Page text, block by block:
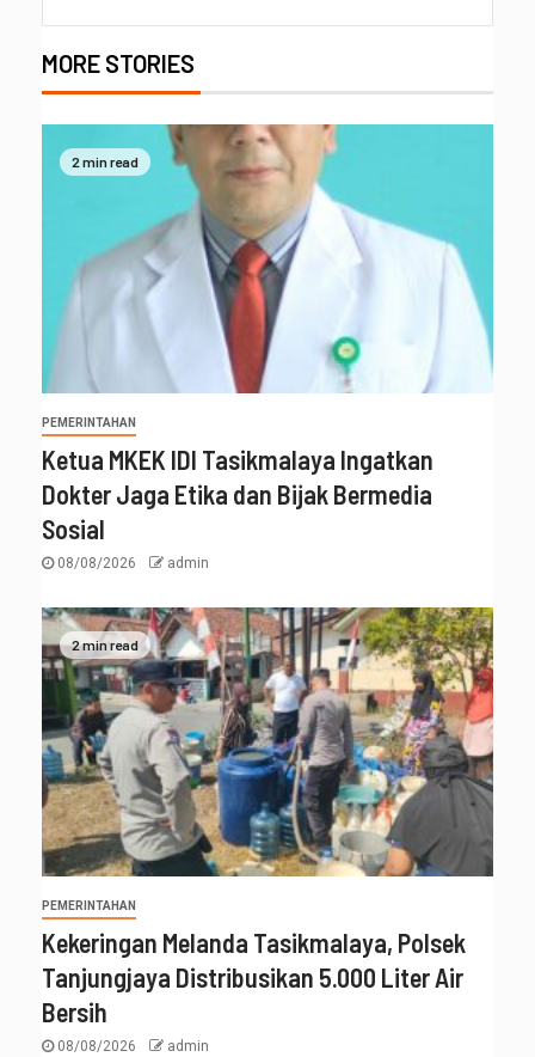
MORE STORIES
2 min read
PEMERINTAHAN
Ketua MKEK IDI Tasikmalaya Ingatkan
Dokter Jaga Etika dan Bijak Bermedia
Sosial
08/08/2026 admin
2 min read
PEMERINTAHAN
Kekeringan Melanda Tasikmalaya, Polsek
Tanjungjaya Distribusikan 5.000 Liter Air
Bersih
08/08/2026 admin